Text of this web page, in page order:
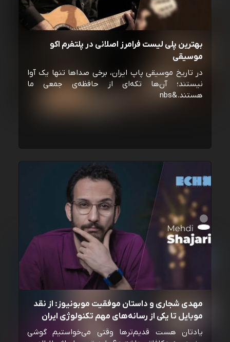
بهترین پلی لیست فرامرز اصلانی در پلتفرم اکو
موسیقی
در تاریخ موسیقی پاپ ایران، برخی صداها تنها یک آوا
نیستند؛ آن‌ها تکه‌ای از حافظه‌ی جمعی ما
هستند.&nbs
مهدی شجاری و داستان موفقیت موبونیوز: از نقد
موبایل تا یکی از رسانه‌‌های مهم تکنولوژی ایران
یادتان هست قدیم‌ترها وقتی می‌خواستیم گوشی